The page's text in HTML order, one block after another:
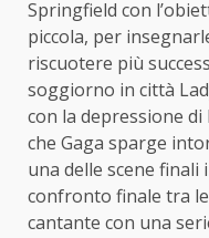
Springfield con
piccola, per
riscuotere più
soggiorno in città
con la depressione
che Gaga sparge
una delle scene
confronto finale tra
cantante con una